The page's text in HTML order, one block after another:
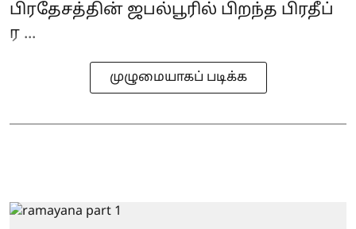
பிரதேசத்தின் ஜபல்பூரில் பிறந்த பிரதீப்
ர ...
முழுமையாகப் படிக்க